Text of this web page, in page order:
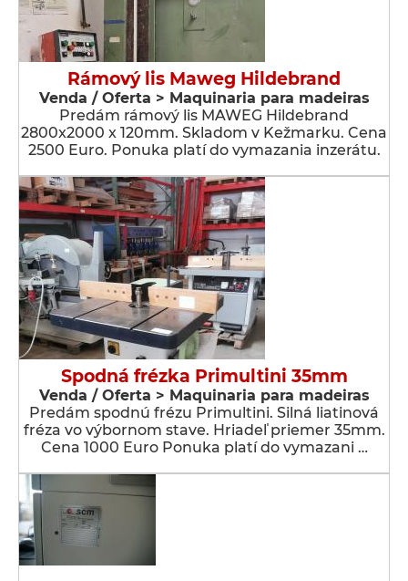
Rámový lis Maweg Hildebrand
Venda / Oferta > Maquinaria para madeiras
Predám rámový lis MAWEG Hildebrand
2800x2000 x 120mm. Skladom v Kežmarku. Cena
2500 Euro. Ponuka platí do vymazania inzerátu.
Spodná frézka Primultini 35mm
Venda / Oferta > Maquinaria para madeiras
Predám spodnú frézu Primultini. Silná liatinová
fréza vo výbornom stave. Hriadeľ priemer 35mm.
Cena 1000 Euro Ponuka platí do vymazani …